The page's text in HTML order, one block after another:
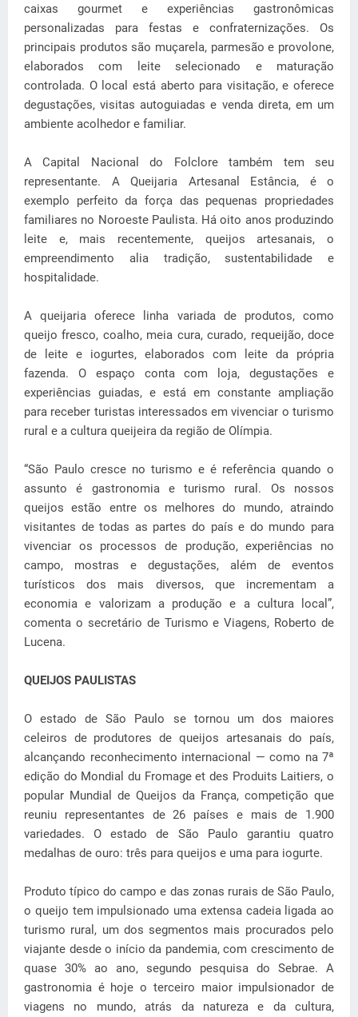
caixas gourmet e experiências gastronômicas
personalizadas para festas e confraternizações. Os
principais produtos são muçarela, parmesão e provolone,
elaborados com leite selecionado e maturação
controlada. O local está aberto para visitação, e oferece
degustações, visitas autoguiadas e venda direta, em um
ambiente acolhedor e familiar.
A Capital Nacional do Folclore também tem seu
representante. A Queijaria Artesanal Estância, é o
exemplo perfeito da força das pequenas propriedades
familiares no Noroeste Paulista. Há oito anos produzindo
leite e, mais recentemente, queijos artesanais, o
empreendimento alia tradição, sustentabilidade e
hospitalidade.
A queijaria oferece linha variada de produtos, como
queijo fresco, coalho, meia cura, curado, requeijão, doce
de leite e iogurtes, elaborados com leite da própria
fazenda. O espaço conta com loja, degustações e
experiências guiadas, e está em constante ampliação
para receber turistas interessados em vivenciar o turismo
rural e a cultura queijeira da região de Olímpia.
“São Paulo cresce no turismo e é referência quando o
assunto é gastronomia e turismo rural. Os nossos
queijos estão entre os melhores do mundo, atraindo
visitantes de todas as partes do país e do mundo para
vivenciar os processos de produção, experiências no
campo, mostras e degustações, além de eventos
turísticos dos mais diversos, que incrementam a
economia e valorizam a produção e a cultura local”,
comenta o secretário de Turismo e Viagens, Roberto de
Lucena.
QUEIJOS PAULISTAS
O estado de São Paulo se tornou um dos maiores
celeiros de produtores de queijos artesanais do país,
alcançando reconhecimento internacional — como na 7ª
edição do Mondial du Fromage et des Produits Laitiers, o
popular Mundial de Queijos da França, competição que
reuniu representantes de 26 países e mais de 1.900
variedades. O estado de São Paulo garantiu quatro
medalhas de ouro: três para queijos e uma para iogurte.
Produto típico do campo e das zonas rurais de São Paulo,
o queijo tem impulsionado uma extensa cadeia ligada ao
turismo rural, um dos segmentos mais procurados pelo
viajante desde o início da pandemia, com crescimento de
quase 30% ao ano, segundo pesquisa do Sebrae. A
gastronomia é hoje o terceiro maior impulsionador de
viagens no mundo, atrás da natureza e da cultura,